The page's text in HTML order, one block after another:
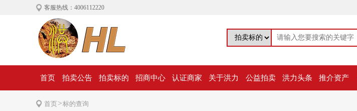
客服热线：4006112220
首页 拍卖公告 拍卖标的 招商中心 认证商家 关于洪力 公益拍卖 洪力头条 推介资产
首页>标的查询